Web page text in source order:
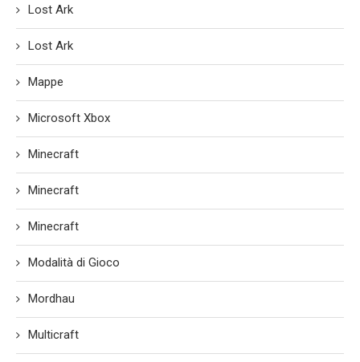
Lost Ark
Lost Ark
Mappe
Microsoft Xbox
Minecraft
Minecraft
Minecraft
Modalità di Gioco
Mordhau
Multicraft